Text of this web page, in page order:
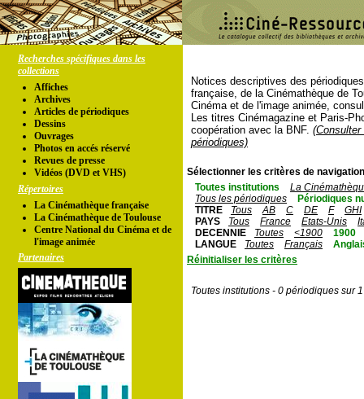
Recherches spécifiques dans les
collections
Affiches
Archives
Articles de périodiques
Dessins
Ouvrages
Photos en accés réservé
Revues de presse
Vidéos (DVD et VHS)
Répertoires
La Cinémathèque française
La Cinémathèque de Toulouse
Centre National du Cinéma et de
l'image animée
Partenaires
Notices descriptives des
française, de la Cinémathèque de
Cinéma et de l'image animée,
Les titres Cinémagazine et Paris-
coopération avec la BNF.
périodiques)
Sélectionner les critères de
Toutes institutions
La
Tous les périodiques
Périodiques
TITRE
Tous AB C DE F
GHI
PAYS
Tous France Etats-Unis
DECENNIE
Toutes <1900
1900
LANGUE
Toutes Français
Réinitialiser les critères
Toutes institutions - 0 périodiques sur